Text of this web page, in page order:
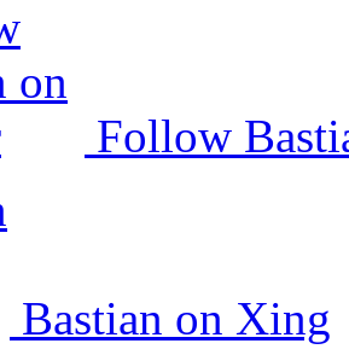
Follow
Bastian on Xing